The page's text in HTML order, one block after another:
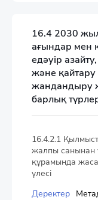
16.4 2030
ағындар мен
едәуір
және
жандандыру
барлық
16.4.2.1
жалпы санынан
құрамында
үлесі
Деректер